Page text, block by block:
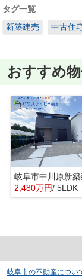
タグ一覧
新築建売
中古住
おすすめ
2,480万円/ 5LDK
岐阜市の不動産につい